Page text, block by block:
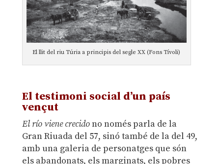
El llit del riu Túria a principis del segle XX (Fons Tívoli)
El testimoni social d’un país
vençut
El río viene crecidono només parla de la
Gran Riuada del 57, sinó també de la del 49,
amb una galeria de personatges que són
els abandonats, els marginats, els pobres